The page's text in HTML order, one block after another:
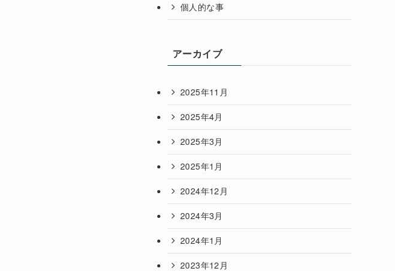
個人的な事
アーカイブ
2025年11月
2025年4月
2025年3月
2025年1月
2024年12月
2024年3月
2024年1月
2023年12月